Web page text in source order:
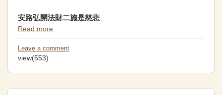
安路弘開法財二施是慈悲
Read more
Leave a comment
view(553)